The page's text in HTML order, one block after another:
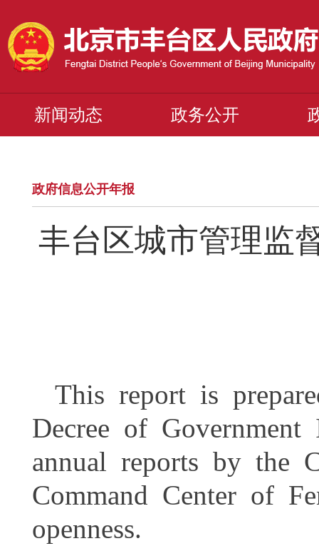
新闻动态 政务公开
政府信息公开年报
丰台区城市管理监
This report is
Decree of
annual reports by the
Command Center of
openness.